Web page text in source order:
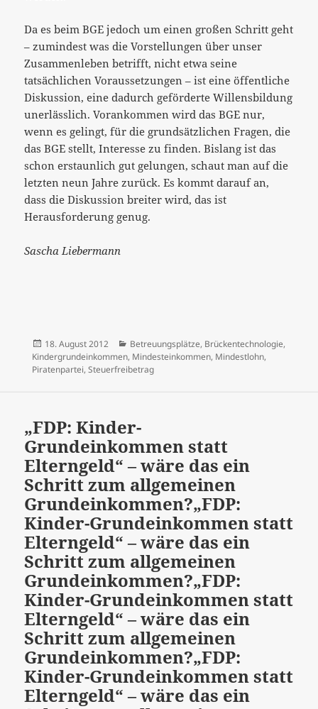
Da es beim BGE jedoch um einen großen Schritt geht
– zumindest was die Vorstellungen über unser
Zusammenleben betrifft, nicht etwa seine
tatsächlichen Voraussetzungen – ist eine öffentliche
Diskussion, eine dadurch geförderte Willensbildung
unerlässlich. Vorankommen wird das BGE nur,
wenn es gelingt, für die grundsätzlichen Fragen, die
das BGE stellt, Interesse zu finden. Bislang ist das
schon erstaunlich gut gelungen, schaut man auf die
letzten neun Jahre zurück. Es kommt darauf an,
dass die Diskussion breiter wird, das ist
Herausforderung genug.
Sascha Liebermann
Veröffentlicht
am
18. August 2012 Kategorien
Betreuungsplätze, Brückentechnologie,
Kindergrundeinkommen, Mindesteinkommen, Mindestlohn,
Piratenpartei, Steuerfreibetrag
„FDP: Kinder-
Grundeinkommen statt
Elterngeld“ – wäre das ein
Schritt zum allgemeinen
Grundeinkommen?„FDP:
Kinder-Grundeinkommen statt
Elterngeld“ – wäre das ein
Schritt zum allgemeinen
Grundeinkommen?„FDP:
Kinder-Grundeinkommen statt
Elterngeld“ – wäre das ein
Schritt zum allgemeinen
Grundeinkommen?„FDP:
Kinder-Grundeinkommen statt
Elterngeld“ – wäre das ein